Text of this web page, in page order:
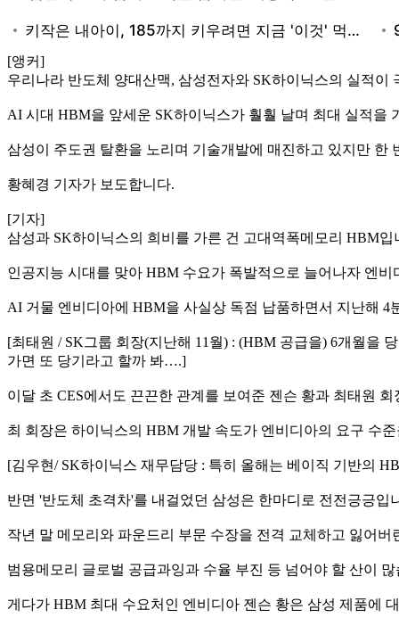
[앵커]
우리나라 반도체 양대산맥, 삼성전자와 SK하이닉스의 실적이
AI 시대 HBM을 앞세운 SK하이닉스가 훨훨 날며 최대 실적을
삼성이 주도권 탈환을 노리며 기술개발에 매진하고 있지만 한
황혜경 기자가 보도합니다.
[기자]
삼성과 SK하이닉스의 희비를 가른 건 고대역폭메모리 HBM입
인공지능 시대를 맞아 HBM 수요가 폭발적으로 늘어나자 엔
AI 거물 엔비디아에 HBM을 사실상 독점 납품하면서 지난해
[최태원 / SK그룹 회장(지난해 11월) : (HBM 공급을) 6개월을
가면 또 당기라고 할까 봐….]
이달 초 CES에서도 끈끈한 관계를 보여준 젠슨 황과 최태원 회
최 회장은 하이닉스의 HBM 개발 속도가 엔비디아의 요구 수
[김우현/ SK하이닉스 재무담당 : 특히 올해는 베이직 기반의
반면 '반도체 초격차'를 내걸었던 삼성은 한마디로 전전긍긍입
작년 말 메모리와 파운드리 부문 수장을 전격 교체하고 잃어
범용메모리 글로벌 공급과잉과 수율 부진 등 넘어야 할 산이 많
게다가 HBM 최대 수요처인 엔비디아 젠슨 황은 삼성 제품에